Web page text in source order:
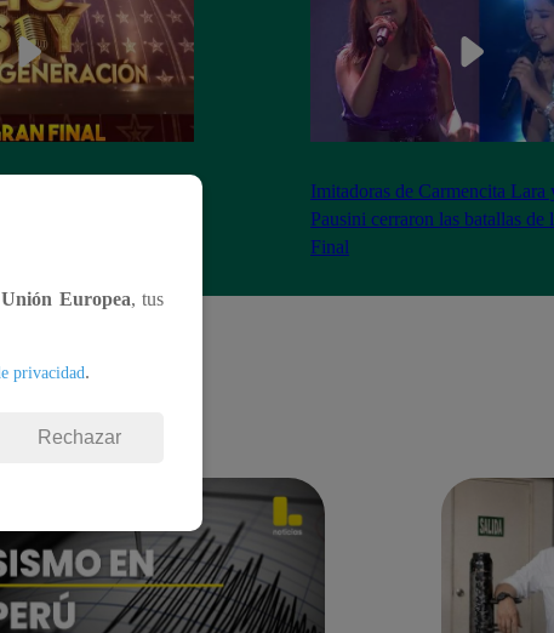
Imitadoras de Carmencita Lara
Pausini cerraron las batallas de
Final
Unión Europea, tus
privacidad.
Rechazar